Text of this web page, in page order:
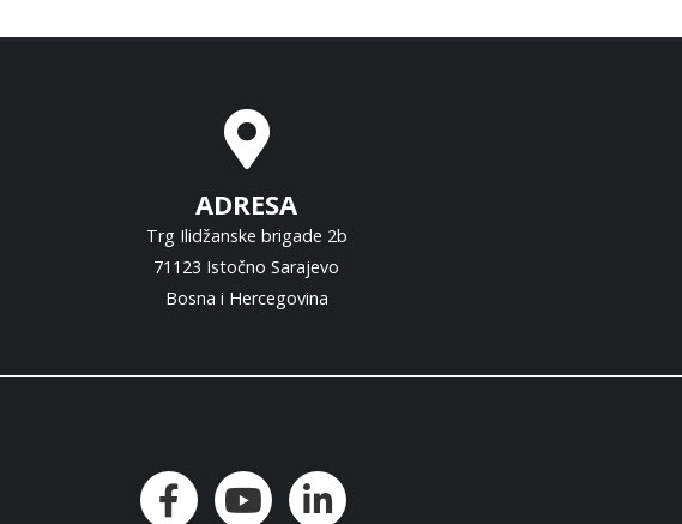
ADRESA
Trg Ilidžanske brigade 2b
71123 Istočno Sarajevo
Bosna i Hercegovina